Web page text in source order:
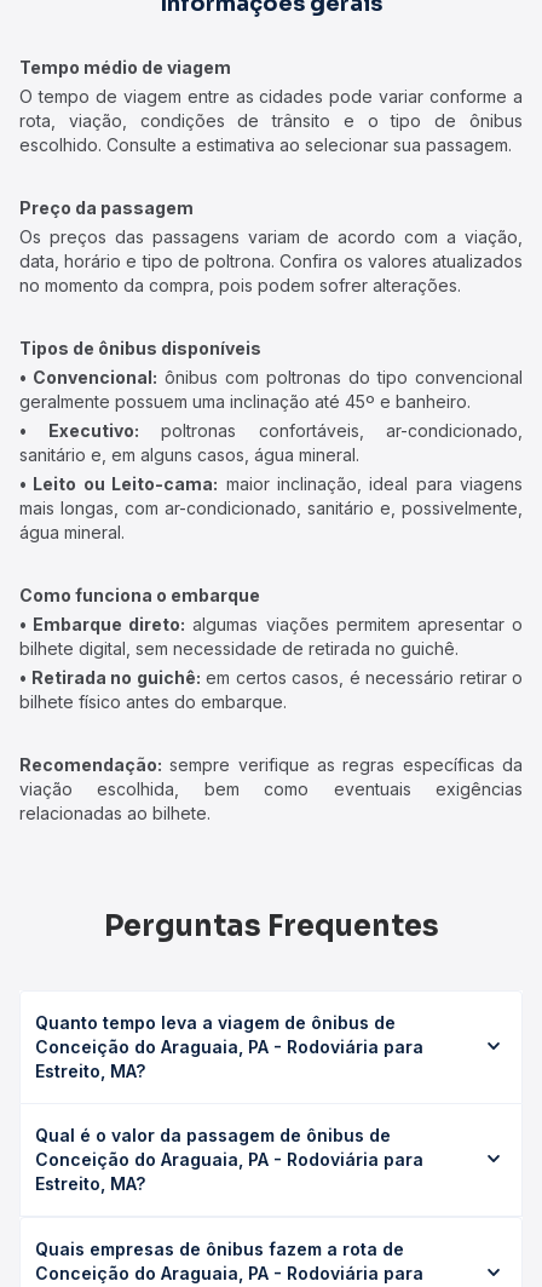
Tempo médio de viagem
O tempo de viagem entre as cidades pode variar conforme a
rota, viação, condições de trânsito e o tipo de ônibus
escolhido. Consulte a estimativa ao selecionar sua passagem.
Preço da passagem
Os preços das passagens variam de acordo com a viação,
data, horário e tipo de poltrona. Confira os valores atualizados
no momento da compra, pois podem sofrer alterações.
Tipos de ônibus disponíveis
• Convencional: ônibus com poltronas do tipo convencional
geralmente possuem uma inclinação até 45º e banheiro.
• Executivo: poltronas confortáveis, ar-condicionado,
sanitário e, em alguns casos, água mineral.
• Leito ou Leito-cama: maior inclinação, ideal para viagens
mais longas, com ar-condicionado, sanitário e, possivelmente,
água mineral.
Como funciona o embarque
• Embarque direto: algumas viações permitem apresentar o
bilhete digital, sem necessidade de retirada no guichê.
• Retirada no guichê: em certos casos, é necessário retirar o
bilhete físico antes do embarque.
Recomendação: sempre verifique as regras específicas da
viação escolhida, bem como eventuais exigências
relacionadas ao bilhete.
Perguntas Frequentes
Quanto tempo leva a viagem de ônibus de
Conceição do Araguaia, PA - Rodoviária para
Estreito, MA?
Rodoviária para Estreito, MA leva em média 6h 50min,
podendo variar conforme a viação, o tipo de serviço
(convencional, executivo ou leito) e as condições de
desejada.
Qual é o valor da passagem de ônibus de
Conceição do Araguaia, PA - Rodoviária para
Estreito, MA?
Araguaia, PA - Rodoviária para Estreito, MA custa em
média R$ 209,81 e varia conforme a data da viagem, a
Quais empresas de ônibus fazem a rota de
Conceição do Araguaia, PA - Rodoviária para